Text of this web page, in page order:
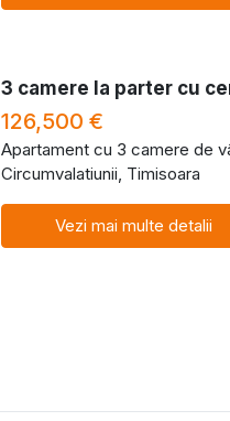
3 camere la parter cu
126,500 €
Apartament cu 3 camere de
Circumvalatiunii, Timisoara
Vezi mai multe detalii